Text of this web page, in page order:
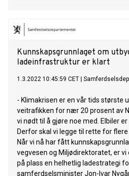
Kunnskapsgrunnlaget om
ladeinfrastruktur er klart
1.3.2022 10:45:59 CET
- Klimakrisen er en vår tids største
veitrafikken for nær 20 prosent av
vi nødt til å gjøre noe med. Elbiler
Derfor skal vi legge til rette for
Når vi nå har fått
vegvesen og Miljødirektoratet, er
på plass en helhetlig ladestrategi
samferdselsminister Jon-Ivar